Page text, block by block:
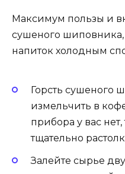
Максимум пользы и
сушеного шиповника,
напиток холодным
Горсть сушеного
измельчить в
прибора у вас
тщательно
Залейте сырье